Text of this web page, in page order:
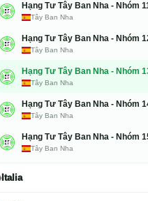
Hạng Tư Tây Ban Nha - Nhóm
Tây Ban Nha
Hạng Tư Tây Ban Nha - Nhóm
Tây Ban Nha
Hạng Tư Tây Ban Nha - Nhóm
Tây Ban Nha
Hạng Tư Tây Ban Nha - Nhóm
Tây Ban Nha
Hạng Tư Tây Ban Nha - Nhóm
Tây Ban Nha
Italia